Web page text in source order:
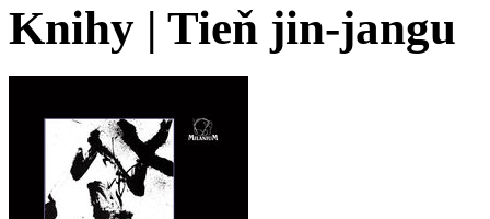
Knihy | Tieň jin-jangu